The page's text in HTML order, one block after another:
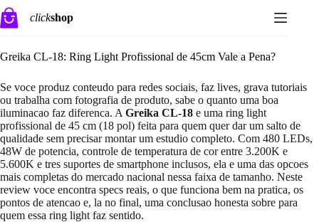
Pular
para
o
clickshop
Greika CL-18: Ring Light Profissional de 45cm Vale a Pena?
Se voce produz conteudo para redes sociais, faz lives, grava tutoriais
ou trabalha com fotografia de produto, sabe o quanto uma boa
iluminacao faz diferenca. A Greika CL-18 e uma ring light
profissional de 45 cm (18 pol) feita para quem quer dar um salto de
qualidade sem precisar montar um estudio completo. Com 480 LEDs,
48W de potencia, controle de temperatura de cor entre 3.200K e
5.600K e tres suportes de smartphone inclusos, ela e uma das opcoes
mais completas do mercado nacional nessa faixa de tamanho. Neste
review voce encontra specs reais, o que funciona bem na pratica, os
pontos de atencao e, la no final, uma conclusao honesta sobre para
quem essa ring light faz sentido.